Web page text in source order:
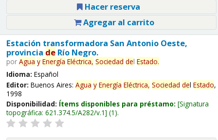
Hacer reserva
Agregar al carrito
Estación transformadora San Antonio Oeste,
provincia deRío Negro.
por Agua y Energía Eléctrica, Sociedad del Estado.
Idioma: Español
Editor: Buenos Aires: Agua y Energía Eléctrica, Sociedad del Estado,
1998
Disponibilidad: Ítems disponibles para préstamo: Signatura
topográfica: 621.374.5/A282/v.1 (1).